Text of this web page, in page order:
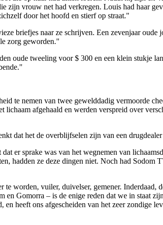
vrouw net had verkregen. Louis had haar
door het hoofd en stierf op straat."
briefjes naar ze schrijven. Een zevenjaar oude
zorg geworden."
oude tweeling voor $ 300 en een klein stukje
te nemen van twee gewelddadig vermoorde
afgehaald en werden verspreid over
dat het de overblijfselen zijn van een
er sprake was van het wegnemen van
hadden ze deze dingen niet. Noch had
worden, vuiler, duivelser, gemener. Inderdaad,
Gomorra – is de enige reden dat we in staat
heeft ons afgescheiden van het zeer zondige